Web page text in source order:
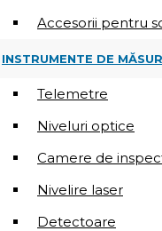
Accesorii pentru
INSTRUMENTE DE
Telemetre
Niveluri optice
Camere de
Nivelire laser
Detectoare